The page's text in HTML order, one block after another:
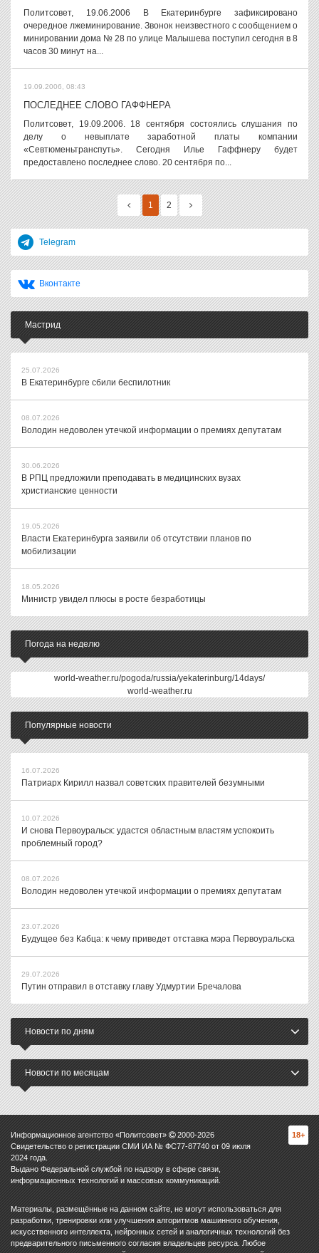
Политсовет, 19.06.2006 В Екатеринбурге зафиксировано
очередное лжеминирование. Звонок неизвестного с сообщением о
минировании дома № 28 по улице Малышева поступил сегодня в 8
часов 30 минут на...
19.09.2006, 08:43
ПОСЛЕДНЕЕ СЛОВО ГАФФНЕРА
Политсовет, 19.09.2006. 18 сентября состоялись слушания по
делу о невыплате заработной платы компании
«Севтюменьтранспуть». Сегодня Илье Гаффнеру будет
предоставлено последнее слово. 20 сентября по...
1 2
Telegram
Вконтакте
Мастрид
25.07.2026
В Екатеринбурге сбили беспилотник
08.07.2026
Володин недоволен утечкой информации о премиях депутатам
30.06.2026
В РПЦ предложили преподавать в медицинских вузах
христианские ценности
19.05.2026
Власти Екатеринбурга заявили об отсутствии планов по
мобилизации
18.05.2026
Министр увидел плюсы в росте безработицы
Погода на неделю
world-weather.ru/pogoda/russia/yekaterinburg/14days/
world-weather.ru
Популярные новости
16.07.2026
Патриарх Кирилл назвал советских правителей безумными
10.07.2026
И снова Первоуральск: удастся областным властям успокоить
проблемный город?
08.07.2026
Володин недоволен утечкой информации о премиях депутатам
23.07.2026
Будущее без Кабца: к чему приведет отставка мэра Первоуральска
29.07.2026
Путин отправил в отставку главу Удмуртии Бречалова
Новости по дням
Новости по месяцам
Информационное агентство «Политсовет» 2000-2026
Свидетельство о регистрации СМИ ИА № ФС77-87740 от 09 июля
2024 года.
Выдано Федеральной службой по надзору в сфере связи,
информационных технологий и массовых коммуникаций.
18+
Материалы, размещённые на данном сайте, не могут использоваться для
разработки, тренировки или улучшения алгоритмов машинного обучения,
искусственного интеллекта, нейронных сетей и аналогичных технологий без
предварительного письменного согласия владельцев ресурса. Любое